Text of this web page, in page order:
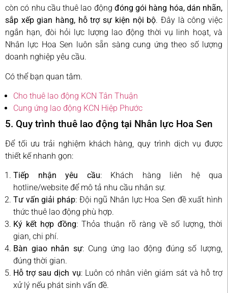
còn có nhu cầu thuê lao động đóng gói hàng hóa, dán nhãn,
sắp xếp gian hàng, hỗ trợ sự kiện nội bộ. Đây là công việc
ngắn hạn, đòi hỏi lực lượng lao động thời vụ linh hoạt, và
Nhân lực Hoa Sen luôn sẵn sàng cung ứng theo số lượng
doanh nghiệp yêu cầu.
Có thể bạn quan tâm.
Cho thuê lao động KCN Tân Thuận
Cung ứng lao động KCN Hiệp Phước
5. Quy trình thuê lao động tại Nhân lực Hoa Sen
Để tối ưu trải nghiệm khách hàng, quy trình dịch vụ được
thiết kế nhanh gọn:
Tiếp nhận yêu cầu: Khách hàng liên hệ qua
hotline/website để mô tả nhu cầu nhân sự.
Tư vấn giải pháp: Đội ngũ Nhân lực Hoa Sen đề xuất hình
thức thuê lao động phù hợp.
Ký kết hợp đồng: Thỏa thuận rõ ràng về số lượng, thời
gian, chi phí.
Bàn giao nhân sự: Cung ứng lao động đúng số lượng,
đúng thời gian.
Hỗ trợ sau dịch vụ: Luôn có nhân viên giám sát và hỗ trợ
xử lý nếu phát sinh vấn đề.